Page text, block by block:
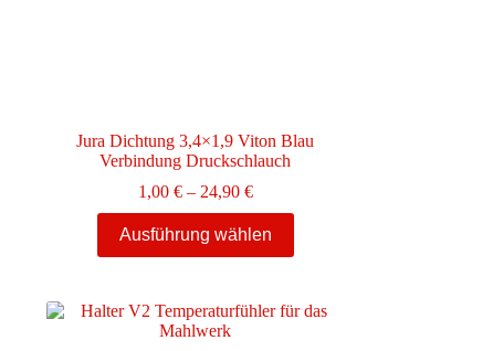
Jura Dichtung 3,4×1,9 Viton Blau
Verbindung Druckschlauch
1,00 € – 24,90 €Preisspanne:
1,00 €
bis
Ausführung wählen
Produkt
weist
Varianten
auf.
Die